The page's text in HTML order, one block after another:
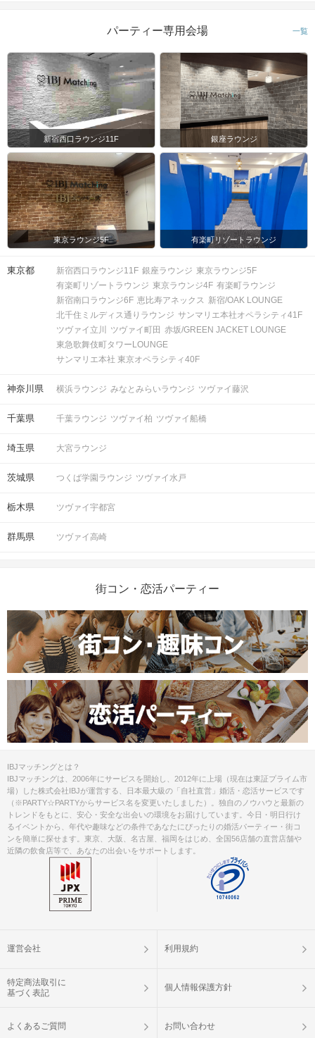
パーティー専用会場 一覧
新宿西口ラウンジ11F 銀座ラウンジ
東京ラウンジ5F 有楽町リゾートラウンジ
東京都 新宿西口ラウンジ11F 銀座ラウンジ 東京ラウンジ5F
有楽町リゾートラウンジ 東京ラウンジ4F 有楽町ラウンジ
新宿南口ラウンジ6F 恵比寿アネックス 新宿/OAK LOUNGE
北千住ミルディス通りラウンジ サンマリエ本社オペラシティ41F
ツヴァイ立川
ツヴァイ町田 赤坂/GREEN JACKET LOUNGE
東急歌舞伎町タワーLOUNGE
サンマリエ本社 東京オペラシティ40F
神奈川県 横浜ラウンジ みなとみらいラウンジ ツヴァイ藤沢
千葉県 千葉ラウンジ ツヴァイ柏 ツヴァイ船橋
埼玉県 大宮ラウンジ
茨城県 つくば学園ラウンジ ツヴァイ水戸
栃木県 ツヴァイ宇都宮
群馬県 ツヴァイ高崎
街コン・恋活パーティー
IBJマッチングとは？
IBJマッチングは、2006年にサービスを開始し、2012年に上場（現在は東証プライム市
場）した株式会社IBJが運営する、日本最大級の「自社直営」婚活・恋活サービスです
（※PARTY☆PARTYからサービス名を変更いたしました）。独自のノウハウと最新の
トレンドをもとに、安心・安全な出会いの環境をお届けしています。今日・明日行け
るイベントから、年代や趣味などの条件であなたにぴったりの婚活パーティー・街コ
ンを簡単に探せます。東京、大阪、名古屋、福岡をはじめ、全国56店舗の直営店舗や
近隣の飲食店等で、あなたの出会いをサポートします。
運営会社 利用規約
特定商法取引に
基づく表記
個人情報保護方針
よくあるご質問 お問い合わせ